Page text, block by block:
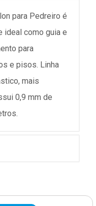
para Pedreiro é
ideal como guia e
para
e pisos. Linha
mais
0,9 mm de